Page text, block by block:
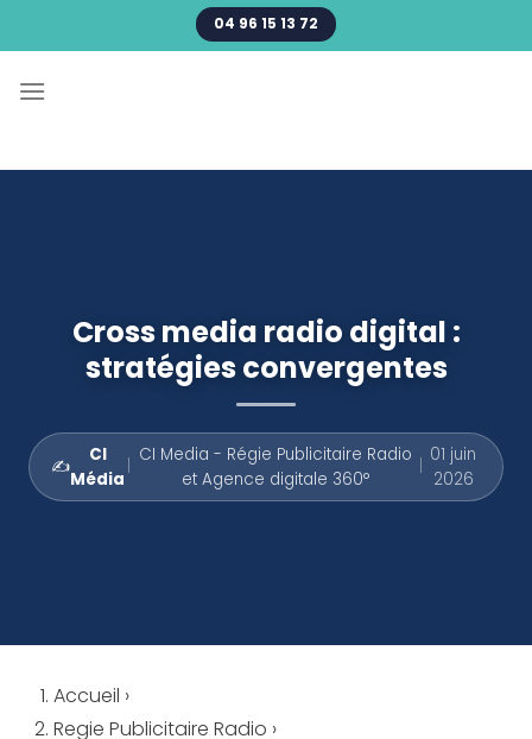
au
04 96 15 13 72
Cross media radio digital :
stratégies convergentes
✍️
CI
Média
CI Media - Régie Publicitaire Radio
et Agence digitale 360°
01 juin
2026
Accueil ›
Regie Publicitaire Radio ›